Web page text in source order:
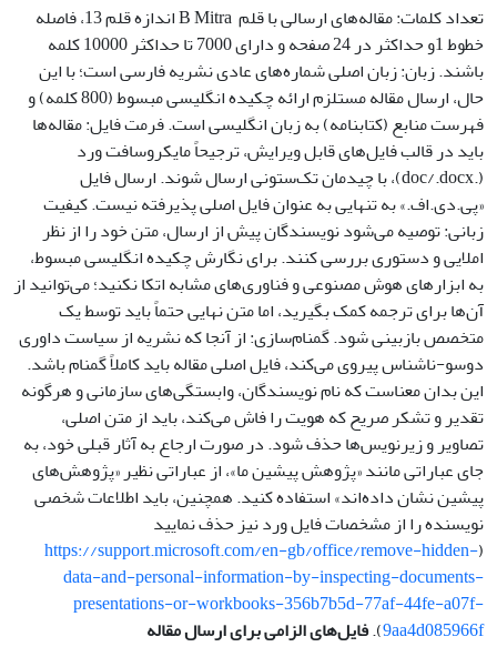
تعداد کلمات: مقاله‌های ارسالی با قلم B Mitra اندازه قلم 13، فاصله
خطوط 1و حداکثر در 24 صفحه و دارای 7000 تا حداکثر 10000 کلمه
باشند. زبان: زبان اصلی شماره‌های عادی نشریه فارسی است؛ با این
حال، ارسال مقاله مستلزم ارائه چکیده انگلیسی مبسوط (800 کلمه) و
فهرست منابع (کتابنامه) به زبان انگلیسی است. فرمت فایل: مقاله‌ها
باید در قالب فایل‌های قابل ویرایش، ترجیحاً مایکروسافت ورد
(.doc/.docx)، با چیدمان تک‌ستونی ارسال شوند. ارسال فایل
«پی.دی.اف.» به تنهایی به عنوان فایل اصلی پذیرفته نیست. کیفیت
زبانی: توصیه می‌شود نویسندگان پیش از ارسال، متن خود را از نظر
املایی و دستوری بررسی کنند. برای نگارش چکیده انگلیسی مبسوط،
به ابزارهای هوش مصنوعی و فناوری‌های مشابه اتکا نکنید؛ می‌توانید از
آن‌ها برای ترجمه کمک بگیرید، اما متن نهایی حتماً باید توسط یک
متخصص بازبینی شود. گمنام‌سازی: از آنجا که نشریه از سیاست داوری
دوسو-ناشناس پیروی می‌کند، فایل اصلی مقاله باید کاملاً گمنام باشد.
این بدان معناست که نام نویسندگان، وابستگی‌های سازمانی و هرگونه
تقدیر و تشکر صریح که هویت را فاش می‌کند، باید از متن اصلی،
تصاویر و زیرنویس‌ها حذف شود. در صورت ارجاع به آثار قبلی خود، به
جای عباراتی مانند «پژوهش پیشین ما»، از عباراتی نظیر «پژوهش‌های
پیشین نشان داده‌اند» استفاده کنید. همچنین، باید اطلاعات شخصی
نویسنده را از مشخصات فایل ورد نیز حذف نمایید
(
https://support.microsoft.com/en-gb/office/remove-hidden-
data-and-personal-information-by-inspecting-documents-
presentations-or-workbooks-356b7b5d-77af-44fe-a07f-
9aa4d085966f
).فایل‌های الزامی برای ارسال مقاله